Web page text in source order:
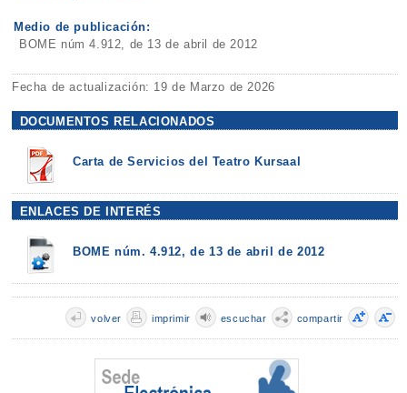
Medio de publicación:
BOME núm 4.912, de 13 de abril de 2012
Fecha de actualización: 19 de Marzo de 2026
DOCUMENTOS RELACIONADOS
Carta de Servicios del Teatro Kursaal
ENLACES DE INTERÉS
BOME núm. 4.912, de 13 de abril de 2012
compartir
escuchar
imprimir
volver